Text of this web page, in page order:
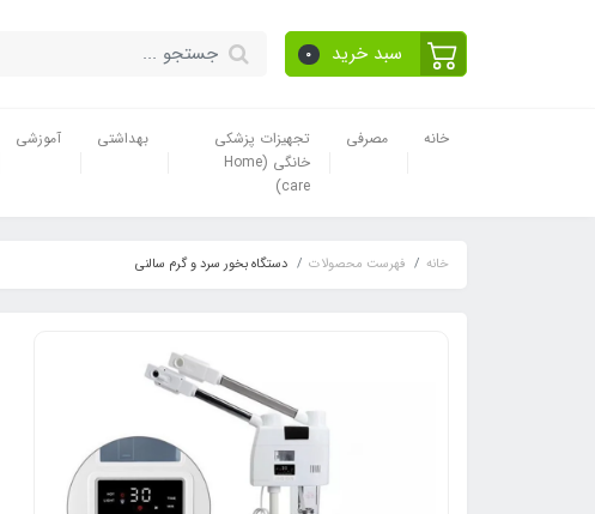
سبد خرید 0
خانه مصرفی
تجهیزات پزشکی
خانگی (Home
care)
بهداشتی آموزشی
خانه فهرست محصولات دستگاه بخور سرد و گرم سالنی